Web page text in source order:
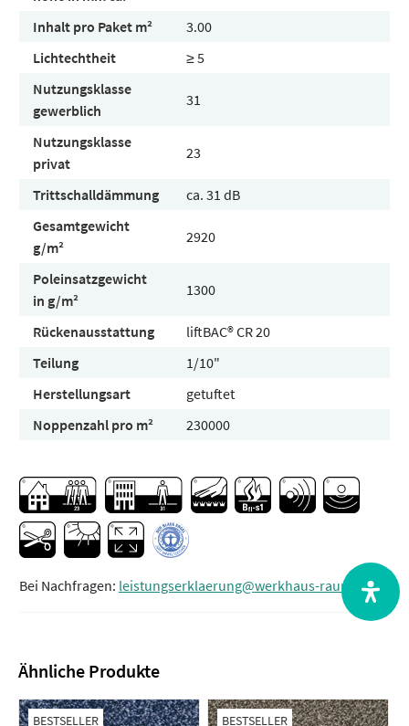
Inhalt pro Paket m²
3.00
Lichtechtheit
≥ 5
Nutzungsklasse
gewerblich
31
Nutzungsklasse
privat
23
Trittschalldämmung
ca. 31 dB
Gesamtgewicht
g/m²
2920
Poleinsatzgewicht
in g/m²
1300
Rückenausstattung
liftBAC® CR 20
Teilung
1/10"
Herstellungsart
getuftet
Noppenzahl pro m²
230000
Bei Nachfragen: leistungserklaerung@werkhaus-raum.de
Ähnliche Produkte
BESTSELLER BESTSELLER